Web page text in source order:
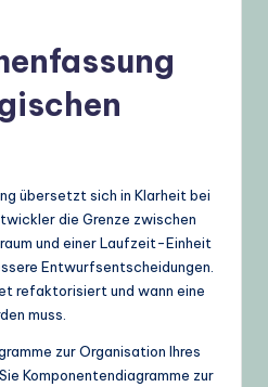
übersetzt sich in Klarheit bei
die Grenze zwischen
und einer Laufzeit-Einheit
Entwurfsentscheidungen.
refaktorisiert und wann eine
muss.
zur Organisation Ihres
Komponentendiagramme zur